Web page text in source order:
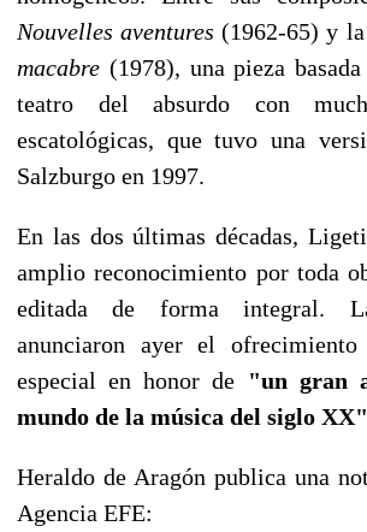
Nouvelles aventures (1962-65) y la
macabre (1978), una pieza
teatro del absurdo con
escatológicas, que tuvo una
Salzburgo en 1997.
En las dos últimas décadas,
amplio reconocimiento por toda
editada de forma integral.
anunciaron ayer el
especial en honor de "un gran
mundo de la música del siglo
Heraldo de Aragón publica una
Agencia EFE: